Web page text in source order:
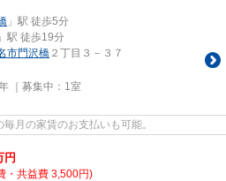
」駅 徒歩5分
」駅 徒歩19分
市門沢橋 ２丁目３－３７
｜募集中： 1室
月の家賃のお支払いも可能。
円
・共益費 3,500円)